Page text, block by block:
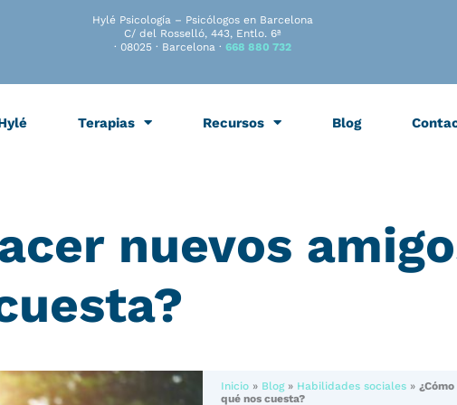
Hylé Psicología – Psicólogos en Barcelona
C/ del Rosselló, 443, Entlo. 6ª
· 08025 · Barcelona · 668 880 732
Terapias Recursos Blog
nuevos
Inicio » Blog» Habilidades sociales »
qué nos cuesta?